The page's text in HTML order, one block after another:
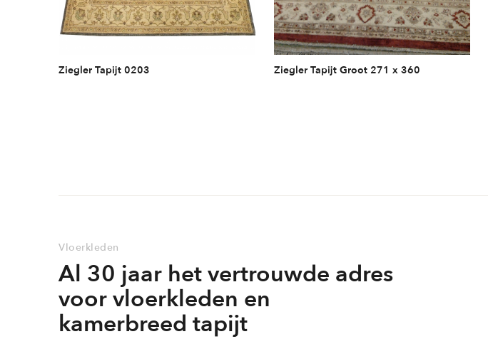
Ziegler Tapijt 0203 Ziegler Tapijt Groot 271 x 360
Vloerkleden
Al 30 jaar het vertrouwde adres
voor vloerkleden en
kamerbreed tapijt